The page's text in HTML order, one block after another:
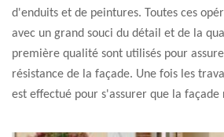
d'enduits et de peintures. Toutes ces
avec un grand souci du détail et de la
première qualité sont utilisés pour
résistance de la façade. Une fois les
est effectué pour s'assurer que la façade